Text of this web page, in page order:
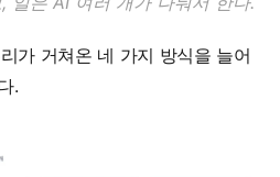
가 거쳐온 네 가지 방식을 늘어
.